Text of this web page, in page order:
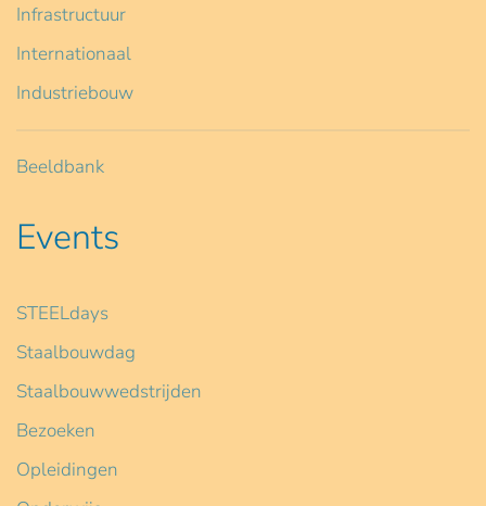
Infrastructuur
Internationaal
Industriebouw
Beeldbank
Events
STEELdays
Staalbouwdag
Staalbouwwedstrijden
Bezoeken
Opleidingen